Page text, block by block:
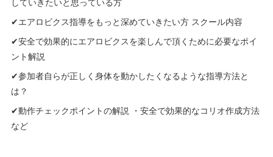
✔エアロビクス指導をもっと深めていきたい方 スクール内容
✔安全で効果的にエアロビクスを楽しんで頂くために必要なポイ
ント解説
✔参加者自らが正しく身体を動かしたくなるような指導方法と
は？
✔動作チェックポイントの解説 ・安全で効果的なコリオ作成方法
など